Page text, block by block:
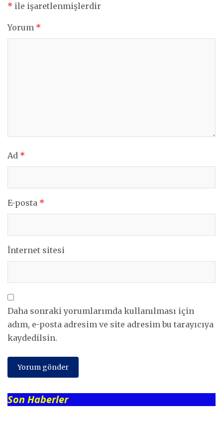
* ile işaretlenmişlerdir
Yorum *
Ad *
E-posta *
İnternet sitesi
Daha sonraki yorumlarımda kullanılması için
adım, e-posta adresim ve site adresim bu tarayıcıya
kaydedilsin.
Son Haberler